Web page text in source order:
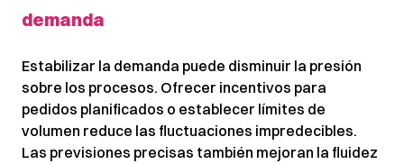
demanda
Estabilizar la demanda puede disminuir la presión
sobre los procesos. Ofrecer incentivos para
pedidos planificados o establecer límites de
volumen reduce las fluctuaciones impredecibles.
Las previsiones precisas también mejoran la fluidez